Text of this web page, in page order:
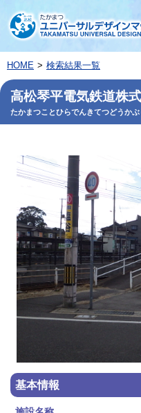
HOME 検索結果一覧
高松琴平電気鉄道株
たかまつことひらでんきてつどうか
基本情報